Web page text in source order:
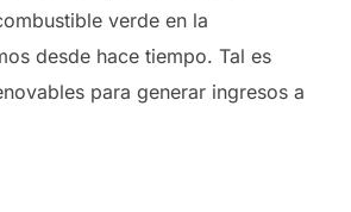
verde en la
desde hace tiempo. Tal es
para generar ingresos a